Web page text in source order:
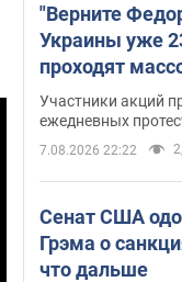
"Верните
Украины уже
проходят
плакатами.
Участники акций
ежедневных
7.08.2026 22:22
Сенат США
Грэма о
что дальше